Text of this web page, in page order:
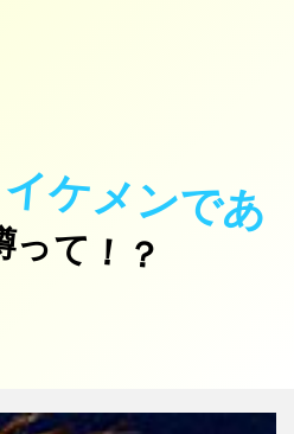
イ
ケ
メ
ン
で
あ
って！？